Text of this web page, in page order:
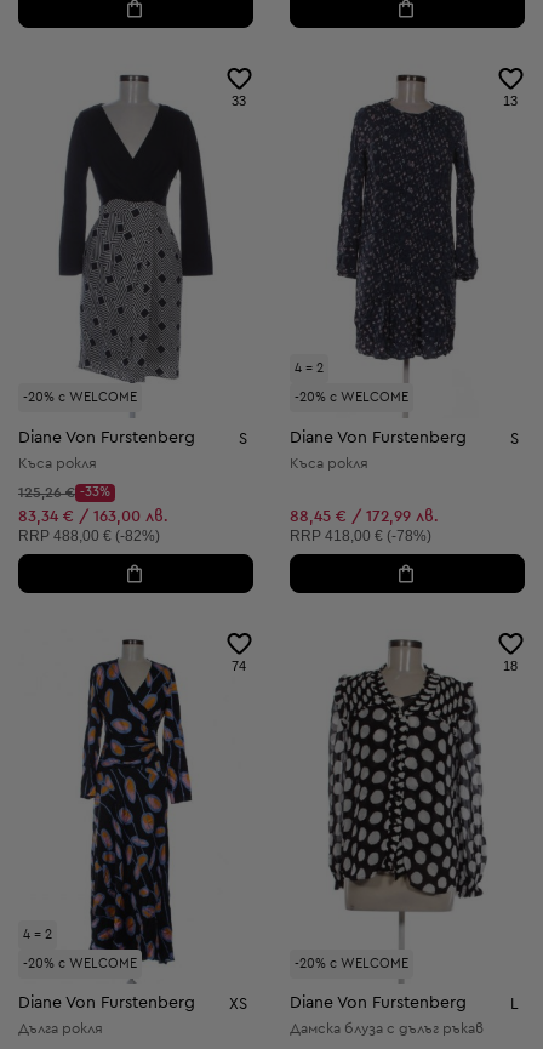
-20% с WELCOME
33
Diane Von Furstenberg S
Къса рокля
Начална цена:
125,26 €
Discount Price:
-33%
Намалена цена:
83,34 € / 163,00 лв.
Препоръчителна цена:
RRP 488,00 € (-82%)
4 = 2
-20% с WELCOME
13
Diane Von Furstenberg S
Къса рокля
88,45 € / 172,99 лв.
Препоръчителна цена:
RRP 418,00 € (-78%)
4 = 2
-20% с WELCOME
74
Diane Von Furstenberg XS
Дълга рокля
-20% с WELCOME
18
Diane Von Furstenberg
Дамска блуза с дълъг ръкав